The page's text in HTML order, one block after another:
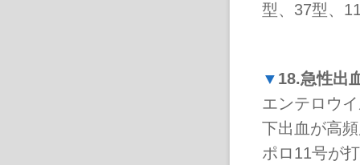
型、37型、
▼ 18.急性出
エンテロウ
下出血が高
ポロ11号が